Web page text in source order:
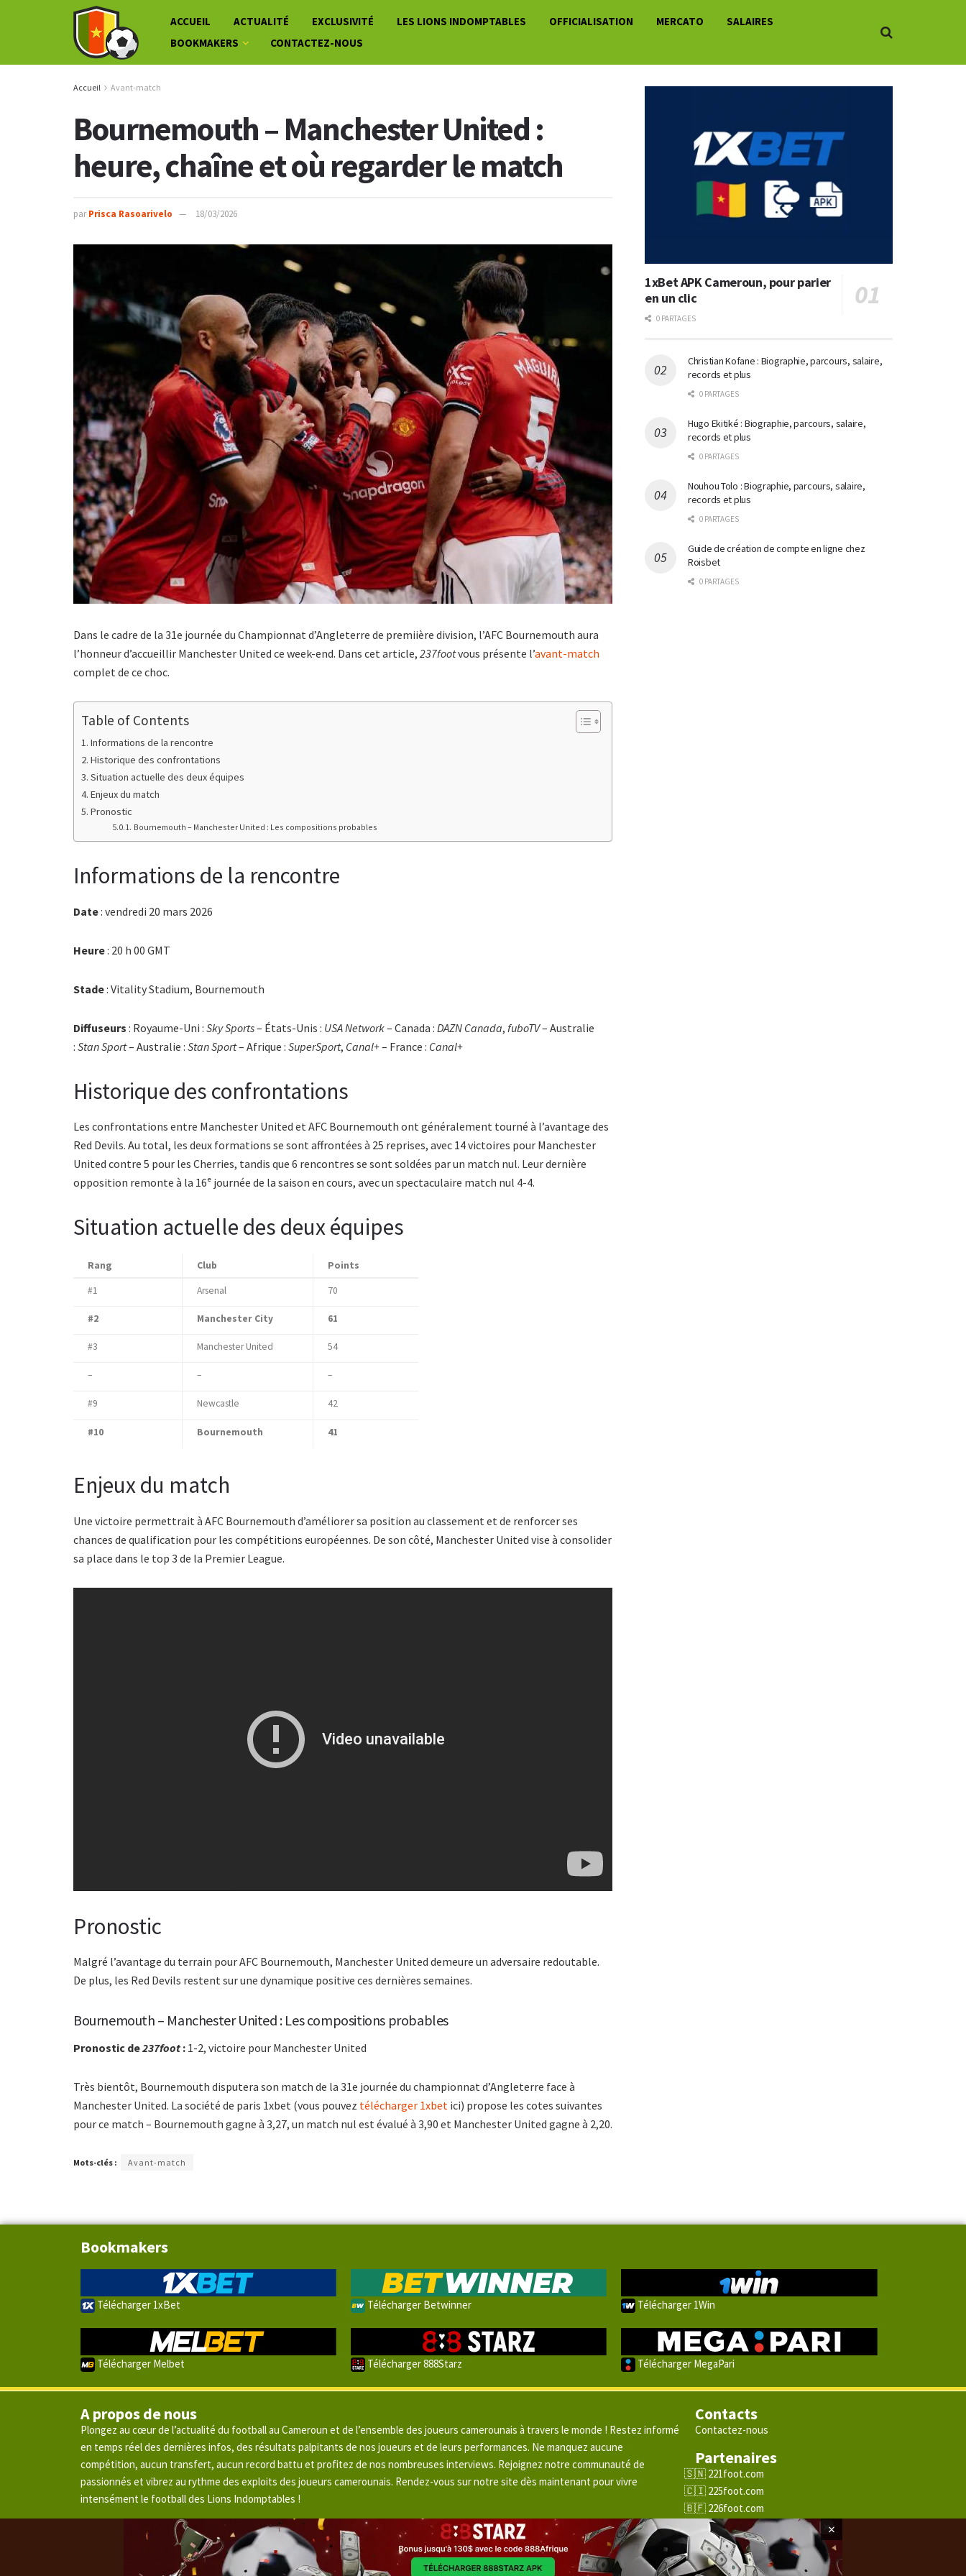
ACCUEIL ACTUALITÉ EXCLUSIVITÉ LES LIONS INDOMPTABLES OFFICIALISATION MERCATO
SALAIRES
BOOKMAKERS
CONTACTEZ-NOUS
Accueil Avant-match
Bournemouth – Manchester United :
heure, chaîne et où regarder le match
par Prisca Rasoarivelo 18/03/2026
Dans le cadre de la 31e journée du Championnat d’Angleterre de premiière division, l’AFC Bournemouth aura
l’honneur d’accueillir Manchester United ce week-end. Dans cet article, 237footvous présente l’avant-match
complet de ce choc.
Table of Contents
Informations de la rencontre
Historique des confrontations
Situation actuelle des deux équipes
Enjeux du match
Pronostic
Bournemouth – Manchester United : Les compositions probables
Informations de la rencontre
Date: vendredi 20 mars 2026
Heure: 20 h 00 GMT
Stade: Vitality Stadium, Bournemouth
Diffuseurs : Royaume-Uni : Sky Sports– États-Unis : USA Network– Canada : DAZN Canada, fuboTV– Australie
: Stan Sport– Australie : Stan Sport– Afrique : SuperSport, Canal+– France : Canal+
Historique des confrontations
Les confrontations entre Manchester United et AFC Bournemouth ont généralement tourné à l’avantage des
Red Devils. Au total, les deux formations se sont affrontées à 25 reprises, avec 14 victoires pour Manchester
United contre 5 pour les Cherries, tandis que 6 rencontres se sont soldées par un match nul. Leur dernière
opposition remonte à la 16ᵉ journée de la saison en cours, avec un spectaculaire match nul 4-4.
Situation actuelle des deux équipes
Rang Club Points
#1 Arsenal 70
#2 Manchester City 61
#3 Manchester United 54
– – –
#9 Newcastle 42
#10 Bournemouth 41
Enjeux du match
Une victoire permettrait à AFC Bournemouth d’améliorer sa position au classement et de renforcer ses
chances de qualification pour les compétitions européennes. De son côté, Manchester United vise à consolider
sa place dans le top 3 de la Premier League.
Pronostic
Malgré l’avantage du terrain pour AFC Bournemouth, Manchester United demeure un adversaire redoutable.
De plus, les Red Devils restent sur une dynamique positive ces dernières semaines.
Bournemouth – Manchester United : Les compositions probables
Pronostic de237foot : 1-2, victoire pour Manchester United
Très bientôt, Bournemouth disputera son match de la 31e journée du championnat d’Angleterre face à
Manchester United. La société de paris 1xbet (vous pouvez télécharger 1xbet ici) propose les cotes suivantes
pour ce match – Bournemouth gagne à 3,27, un match nul est évalué à 3,90 et Manchester United gagne à 2,20.
Mots-clés : Avant-match
1xBet APK Cameroun, pour parier
en un clic
0 PARTAGES
Christian Kofane : Biographie, parcours, salaire,
records et plus
0 PARTAGES
Hugo Ekitiké : Biographie, parcours, salaire,
records et plus
0 PARTAGES
Nouhou Tolo : Biographie, parcours, salaire,
records et plus
0 PARTAGES
Guide de création de compte en ligne chez
Roisbet
0 PARTAGES
Bookmakers
Télécharger 1xBet Télécharger Betwinner Télécharger 1Win
Télécharger Melbet Télécharger 888Starz Télécharger MegaPari
A propos de nous
Plongez au cœur de l’actualité du football au Cameroun et de l’ensemble des joueurs camerounais à travers le monde ! Restez informé
en temps réel des dernières infos, des résultats palpitants de nos joueurs et de leurs performances. Ne manquez aucune
compétition, aucun transfert, aucun record battu et profitez de nos nombreuses interviews. Rejoignez notre communauté de
passionnés et vibrez au rythme des exploits des joueurs camerounais. Rendez-vous sur notre site dès maintenant pour vivre
intensément le football des Lions Indomptables !
Contacts
Contactez-nous
Partenaires
221foot.com
225foot.com
226foot.com
228foot.com
229foot.com
243foot.com
×